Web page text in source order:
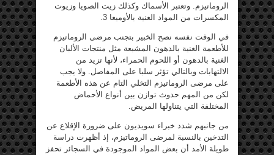
الروماتيزم. وتعتبر الأسماك وكذلك زيت الصويا وزيوت
المكسرات من المواد الغنية بالأوميغا 3.
في الوقت نفسه نصح الخبير بتجنب مرضى الروماتيزم
للأطعمة الغنية بالدهون المشبعة مثل منتجات الألبان
الغنية بالدهون أو اللحوم الحمراء، لأنها تزيد من
الالتهابات وبالتالي تؤثر سلبا على المفاصل. ولا يجب
على مرضى الروماتيزم التخلي التام عن هذه الأطعمة
لكن من المهم حدوث توازن بين أنواع الأحماض
المختلفة التي يتناولها المريض.
من جانبهم شدد خبراء سويديون على ضرورة الإقلاع عن
التدخين بالنسبة لمرضى الروماتيزم، إذ أظهرت دراسة
طويلة الأمد أن بعض المواد الموجودة في السجائر تحفز